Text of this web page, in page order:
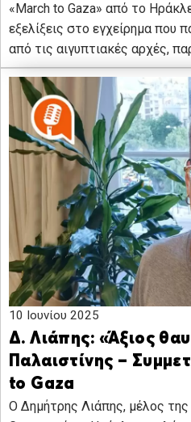
«March to Gaza» από το
εξελίξεις στο εγχείρημα που
από τις αιγυπτιακές αρχές,
10 Ιουνίου 2025
Δ. Λιάπης: «Άξιος
Παλαιστίνης –
to Gaza
Ο Δημήτρης Λιάπης, μέλος